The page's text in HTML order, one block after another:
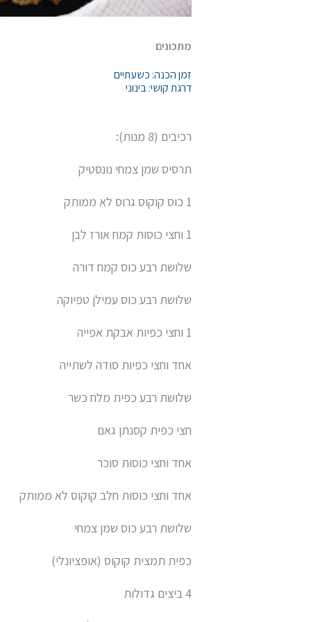
מתכונים
זמן הכנה: כשעתיים
דרגת קושי: בינוני
רכיבים (8 מנות):
תרסיס שמן צמחי נונסטיק
1 כוס קוקוס גרוס לא ממותק
1 וחצי כוסות קמח אורז לבן
שלושת רבע כוס קמח דורה
שלושת רבע כוס עמילן טפיוקה
1 וחצי כפיות אבקת אפייה
אחד וחצי כפיות סודה לשתייה
שלושת רבע כפית מלח כשר
חצי כפית קסנתן גאם
אחד וחצי כוסות סוכר
אחד וחצי כוסות חלב קוקוס לא ממותק
שלושת רבע כוס שמן צמחי
כפית תמצית קוקוס (אופציונלי)
4 ביצים גדולות